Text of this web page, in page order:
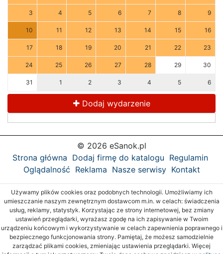
3 4 5 6 7 8 9
10 11 12 13 14 15 16
17 18 19 20 21 22 23
24 25 26 27 28 29 30
31 1 2 3 4 5 6
Dodaj wydarzenie
© 2026 eSanok.pl
Strona główna Dodaj firmę do katalogu Regulamin
Oglądalność Reklama Nasze serwisy Kontakt
Używamy plików cookies oraz podobnych technologii. Umożliwiamy ich
umieszczanie naszym zewnętrznym dostawcom m.in. w celach: świadczenia
usług, reklamy, statystyk. Korzystając ze strony internetowej, bez zmiany
ustawień przeglądarki, wyrażasz zgodę na ich zapisywanie w Twoim
urządzeniu końcowym i wykorzystywanie w celach zapewnienia poprawnego i
bezpiecznego funkcjonowania strony. Pamiętaj, że możesz samodzielnie
zarządzać plikami cookies, zmieniając ustawienia przeglądarki. Więcej